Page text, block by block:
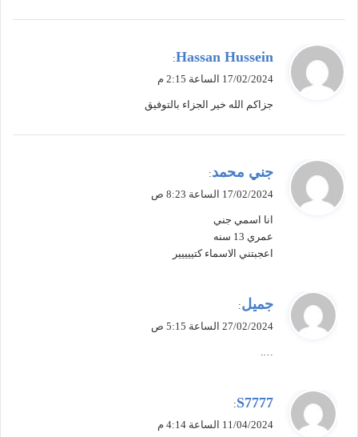
ي
ل
Hassan Hussein
:
17/02/2024 الساعة 2:15 م
جزاكم الله خير الجزاء بالتوفيق
ي
ل
جني محمد:
17/02/2024 الساعة 8:23 ص
انا اسمي جني
عمري 13 سنه
اعجبتني الاسماء كتييييير
ي
ل
جميل:
27/02/2024 الساعة 5:15 ص
يS7777
:
11/04/2024 الساعة 4:14 م